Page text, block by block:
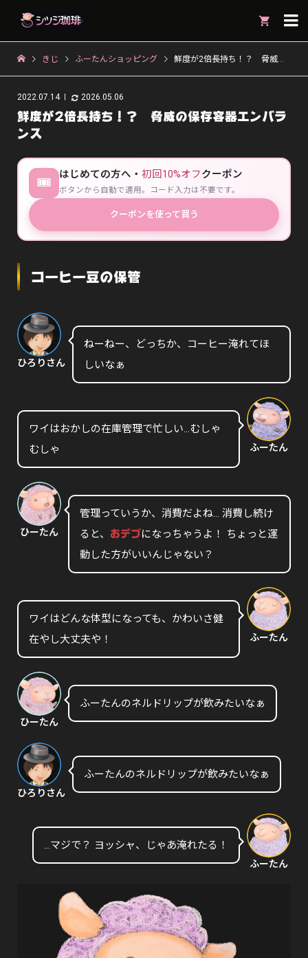

きじ ふーたんショッピング 鮮度が2倍長持ち！？ 脅威の保存容器エンバランス
2022.07.14 2026.05.06
鮮度が2倍長持ち！？ 脅威の保存容器エンバラ
ンス
🎟 はじめての方へ・初回10%オフクーポン
ボタンから自動で適用。コード入力は不要です。
クーポンを使って買う
コーヒー豆の保管
ひろりさん
ねーねー、どっちか、コーヒー淹れてほ
しいなぁ
ワイはおかしの在庫管理で忙しい…むしゃ
むしゃ
ふーたん
ひーたん
管理っていうか、消費だよね… 消費し続け
ると、
おデブになっちゃうよ！ ちょっと運
動した方がいいんじゃない？
ワイはどんな体型になっても、かわいさ健
在やし大丈夫や！
ふーたん
ひーたん
ふーたんのネルドリップが飲みたいなぁ
ひろりさん
ふーたんのネルドリップが飲みたいなぁ
…マジで？ ヨッシャ、じゃあ淹れたる！
ふーたん